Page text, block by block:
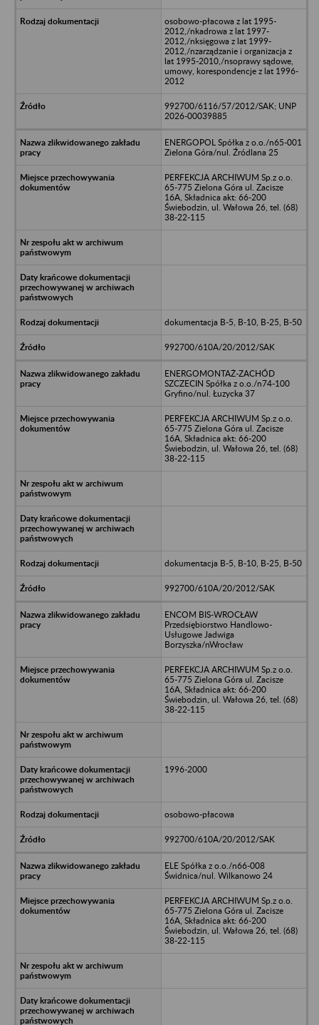
osobowo-płacowa z lat 1995-
2012,/nkadrowa z lat 1997-
2012,/nksięgowa z lat 1999-
2012,/nzarządzanie i organizacja z
lat 1995-2010,/nsoprawy sądowe,
umowy, korespondencje z lat 1996-
2012
992700/6116/57/2012/SAK; UNP
2026-00039885
ENERGOPOL Spółka z o.o./n65-001
Zielona Góra/nul. Źródlana 25
PERFEKCJA ARCHIWUM Sp.z o.o.
65-775 Zielona Góra ul. Zacisze
16A, Składnica akt: 66-200
Świebodzin, ul. Wałowa 26, tel. (68)
38-22-115
dokumentacja B-5, B-10, B-25, B-50
992700/610A/20/2012/SAK
ENERGOMONTAŻ-ZACHÓD
SZCZECIN Spółka z o.o./n74-100
Gryfino/nul. Łuzycka 37
PERFEKCJA ARCHIWUM Sp.z o.o.
65-775 Zielona Góra ul. Zacisze
16A, Składnica akt: 66-200
Świebodzin, ul. Wałowa 26, tel. (68)
38-22-115
dokumentacja B-5, B-10, B-25, B-50
992700/610A/20/2012/SAK
ENCOM BIS-WROCŁAW
Przedsiębiorstwo Handlowo-
Usługowe Jadwiga
Borzyszka/nWrocław
PERFEKCJA ARCHIWUM Sp.z o.o.
65-775 Zielona Góra ul. Zacisze
16A, Składnica akt: 66-200
Świebodzin, ul. Wałowa 26, tel. (68)
38-22-115
1996-2000
osobowo-płacowa
992700/610A/20/2012/SAK
ELE Spółka z o.o./n66-008
Świdnica/nul. Wilkanowo 24
PERFEKCJA ARCHIWUM Sp.z o.o.
65-775 Zielona Góra ul. Zacisze
16A, Składnica akt: 66-200
Świebodzin, ul. Wałowa 26, tel. (68)
38-22-115